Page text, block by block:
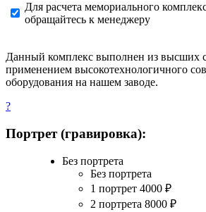
Для расчета мемориального
обращайтесь к менеджеру
Данный комплекс выполнен из высших
применением высокотехнологичного
оборудования на нашем заводе.
?
Портрет (гравировка):
Без портрета
Без портрета
1 портрет 4000 ₽
2 портрета 8000 ₽